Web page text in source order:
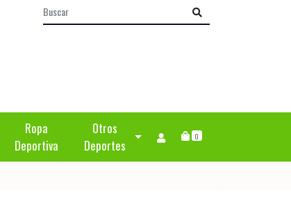
Ropa
Deportiva
Otros
Deportes
0